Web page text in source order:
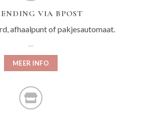
VIA BPOST
afhaalpunt of pakjesautomaat.
MEER INFO